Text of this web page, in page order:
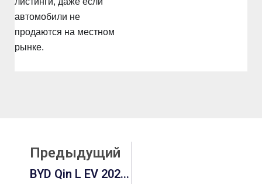
автомобили не
продаются на местном
рынке.
Предыдущий
BYD Qin L EV 2026: Цена, Обзор, Технические Характеристики И Руководство По Сравнению Цен На Qin Plus